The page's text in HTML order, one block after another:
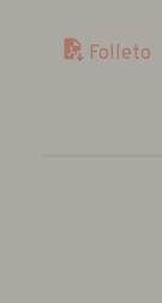
Folleto